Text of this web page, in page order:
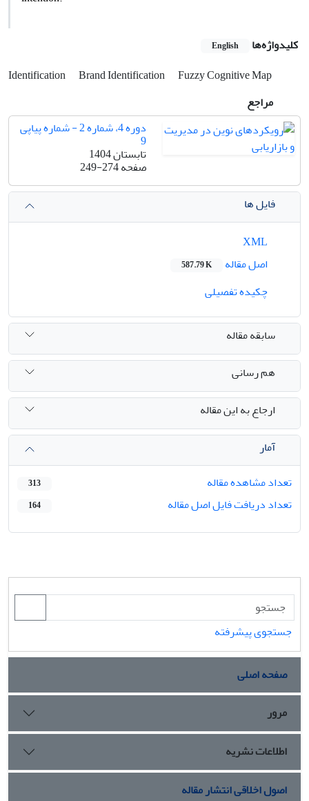
کلیدواژه‌ها English
Identification Brand Identification
Fuzzy Cognitive Map
مراجع
دوره 4، شماره 2 - شماره پیاپی
9
تابستان 1404
صفحه249-274
فایل ها
اصل مقاله
587.79 K
چکیده تفصیلی
سابقه مقاله
هم رسانی
ارجاع به این مقاله
آمار
تعداد مشاهده مقاله
313
تعداد دریافت فایل اصل مقاله 164
جستجوی پیشرفته
صفحه اصلی
مرور
اطلاعات نشریه
اصول اخلاقی انتشار مقاله